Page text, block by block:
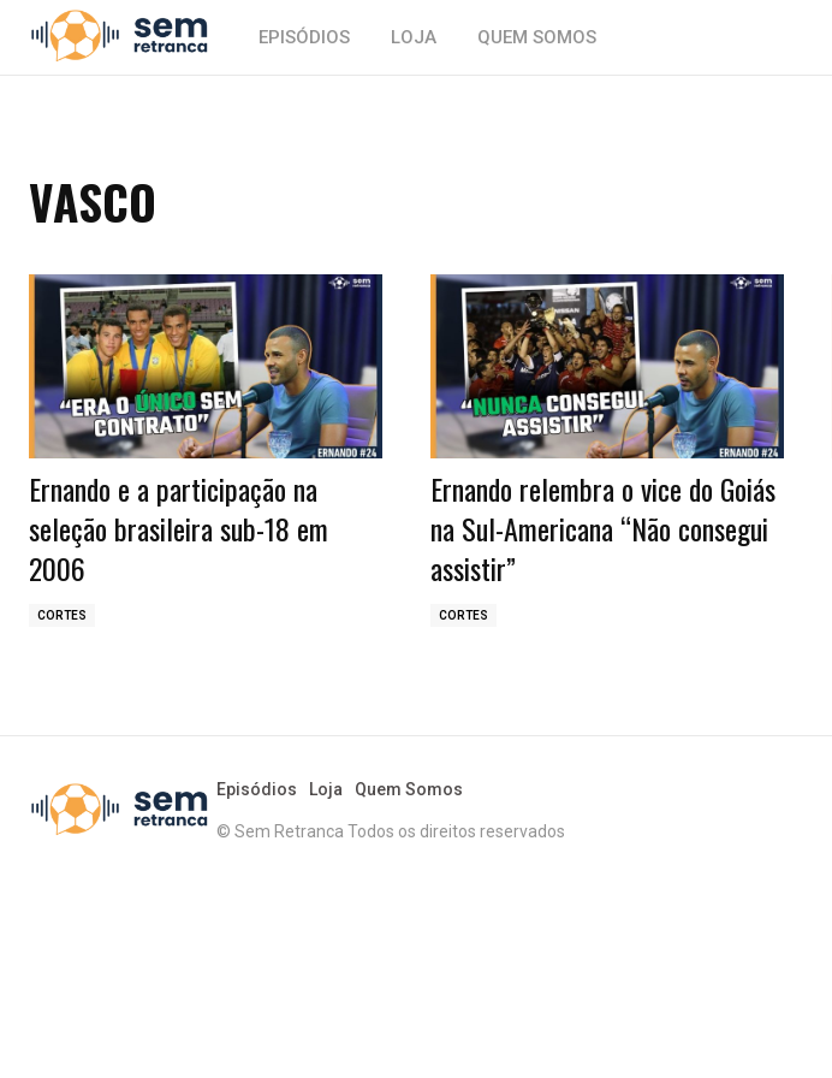
EPISÓDIOS LOJA QUEM SOMOS
VASCO
Ernando e a participação na
seleção brasileira sub-18 em
2006
CORTES
Ernando relembra o vice do Goiás
na Sul-Americana “Não consegui
assistir”
CORTES
Episódios Loja Quem Somos
© Sem Retranca Todos os direitos reservados